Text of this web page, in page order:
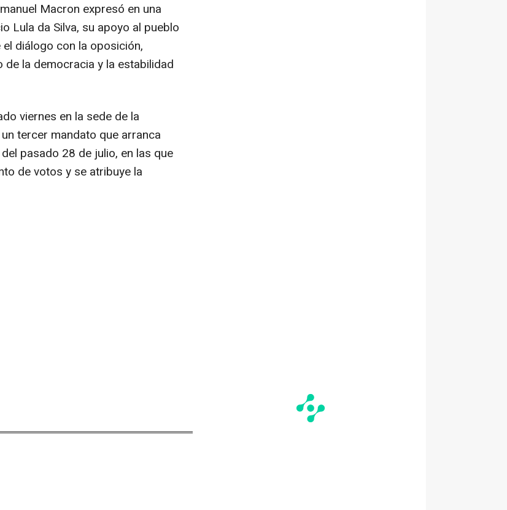
Macron expresó en una
Lula da Silva, su apoyo al pueblo
diálogo con la oposición,
la democracia y la estabilidad
viernes en la sede de la
tercer mandato que arranca
pasado 28 de julio, en las que
de votos y se atribuye la